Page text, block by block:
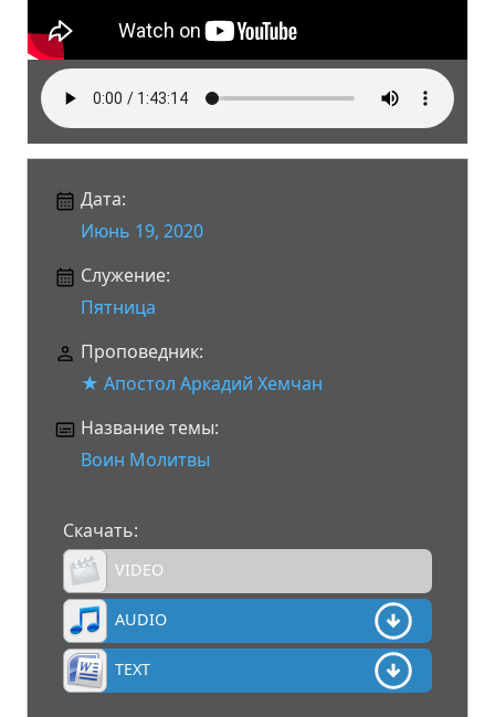
Дата:
Июнь 19, 2020
Служение:
Пятница
Проповедник:
★ Апостол Аркадий Хемчан
Название темы:
Воин Молитвы
Скачать:
VIDEO
AUDIO
TEXT